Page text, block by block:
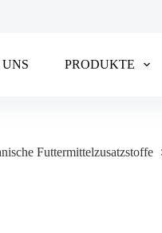
PRODUKTE
Futtermittelzusatzstoffe